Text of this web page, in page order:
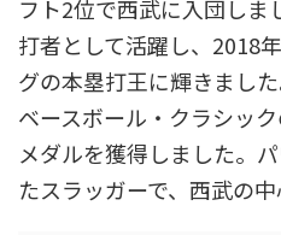
フト2位で西武に入団しま
打者として活躍し、2018
グの本塁打王に輝きまし
ベースボール・クラシッ
メダルを獲得しました。
たスラッガーで、西武の中